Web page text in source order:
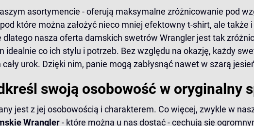
asortymencie - oferują maksymalne zróżnicowanie pod
które można założyć nieco mniej efektowny t-shirt, ale
nasza oferta damskich swetrów Wrangler jest tak
idealnie co ich stylu i potrzeb. Bez względu na okazję, każdy
urok. Dzięki nim, panie mogą zabłysnąć nawet w szarą
swoją osobowość w oryginalny
jest z jej osobowością i charakterem. Co więcej, zwykle w
Wrangler- które można u nas dostać - cechują się